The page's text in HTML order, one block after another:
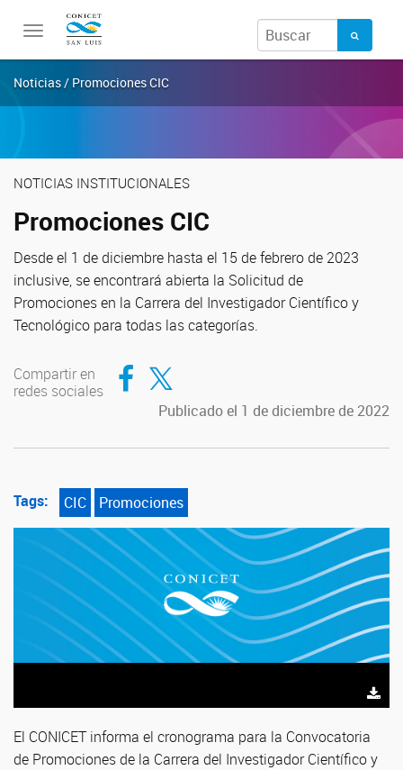
Toggle
Noticias / Promociones CIC
NOTICIAS INSTITUCIONALES
Promociones CIC
Desde el 1 de diciembre hasta el 15 de febrero de 2023
inclusive, se encontrará abierta la Solicitud de
Promociones en la Carrera del Investigador Científico y
Tecnológico para todas las categorías.
Compartir en
redes sociales
Compartir en Facebook
Compartir en Twitter
Publicado el 1 de diciembre de 2022
Tags: CIC Promociones
El CONICET informa el cronograma para la Convocatoria
de Promociones de la Carrera del Investigador Científico y